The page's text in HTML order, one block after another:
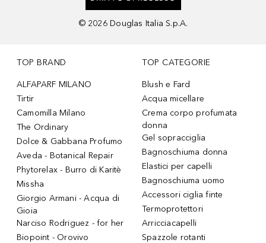
© 2026 Douglas Italia S.p.A.
TOP BRAND
ALFAPARF MILANO
Tirtir
Camomilla Milano
The Ordinary
Dolce & Gabbana Profumo
Aveda - Botanical Repair
Phytorelax - Burro di Karitè
Missha
Giorgio Armani - Acqua di
Gioia
Narciso Rodriguez - for her
Biopoint - Orovivo
TOP CATEGORIE
Blush e Fard
Acqua micellare
Crema corpo profumata
donna
Gel sopracciglia
Bagnoschiuma donna
Elastici per capelli
Bagnoschiuma uomo
Accessori ciglia finte
Termoprotettori
Arricciacapelli
Spazzole rotanti